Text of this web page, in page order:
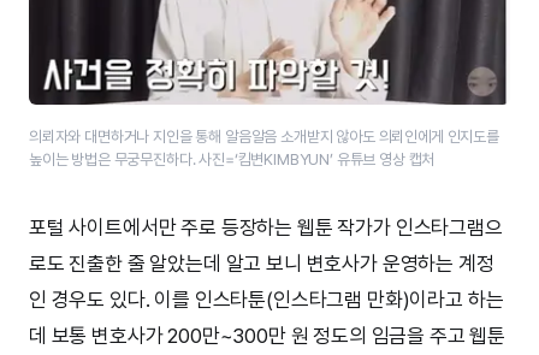
의뢰자와 대면하거나 지인을 통해 알음알음 소개받지 않아도 의뢰인에게 인지도를
높이는 방법은 무궁무진하다. 사진=‘킴변KIMBYUN’ 유튜브 영상 캡처
포털 사이트에서만 주로 등장하는 웹툰 작가가 인스타그램으
로도 진출한 줄 알았는데 알고 보니 변호사가 운영하는 계정
인 경우도 있다. 이를 인스타툰(인스타그램 만화)이라고 하는
데 보통 변호사가 200만~300만 원 정도의 임금을 주고 웹툰